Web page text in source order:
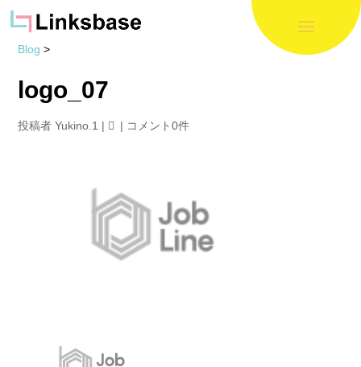
Blog >
logo_07
投稿者Yukino.1 | | コメント0件